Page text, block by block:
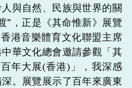
與自然、民族與世界的關
”，正是《其命惟新》展覽
港音樂體育文化聯盟主席
文化總會邀請參觀「其
年大展(香港)」，我深感
。展覽展示了百年來廣東